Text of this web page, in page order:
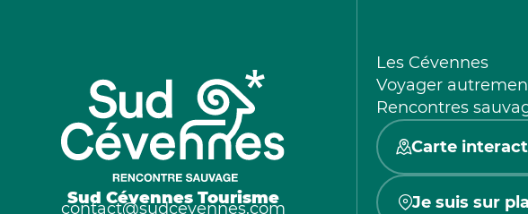
Sud Cévennes Tourisme
contact@sudcevennes.com
Les Cévennes
Voyager
Rencontres
Carte
Je suis sur